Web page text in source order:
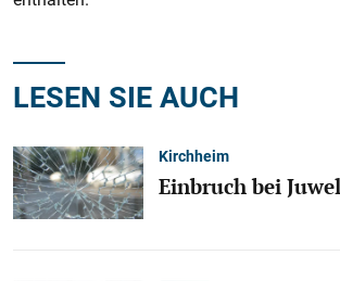
LESEN SIE AUCH
Kirchheim
Einbruch bei